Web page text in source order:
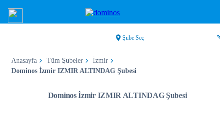
Şube Seç
Anasayfa Tüm Şubeler
İzmir
Dominos İzmir IZMIR ALTINDAG Şubesi
Dominos İzmir IZMIR ALTINDAG Şubesi